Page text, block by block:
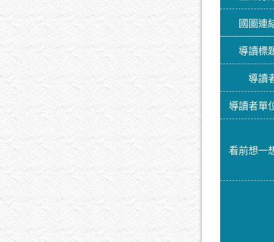
國圖連
導讀標
導讀
導讀者單
看前想一